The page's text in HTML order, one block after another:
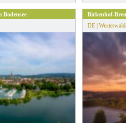
Bodensee
Birkenhof-
DE |